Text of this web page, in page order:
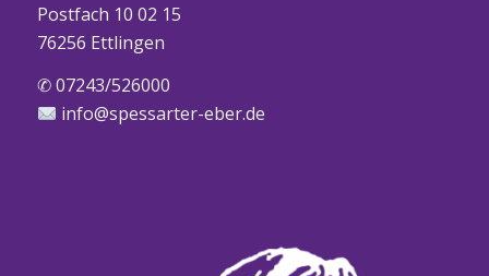
Postfach 10 02 15
76256 Ettlingen
✆ 07243/526000
info@spessarter-eber.de